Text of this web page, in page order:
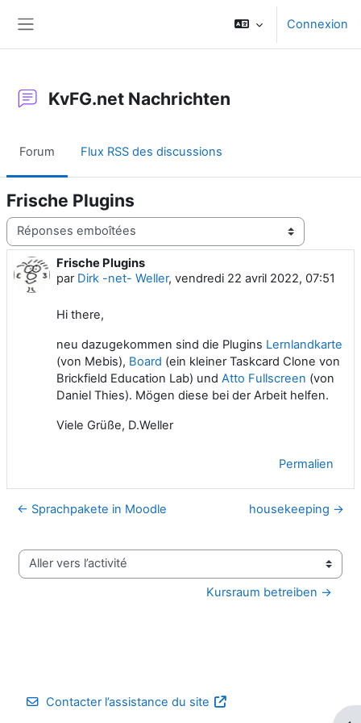
Connexion
KvFG.net Nachrichten
Forum Flux RSS des discussions
Frische Plugins
Type d’affichage
Frische Plugins
par Dirk -net- Weller, vendredi 22 avril 2022, 07:51
Nombre de réponses : 0
Hi there,
neu dazugekommen sind die Plugins Lernlandkarte
(von Mebis), Board (ein kleiner Taskcard Clone von
Brickfield Education Lab) und Atto Fullscreen (von
Daniel Thies). Mögen diese bei der Arbeit helfen.
Viele Grüße, D.Weller
Permalien
← Sprachpakete in Moodle housekeeping →
Aller vers l’activité
Kursraum betreiben →
Contacter l’assistance du site